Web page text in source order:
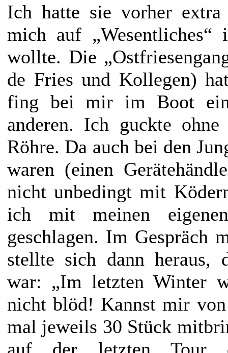
Ich hatte sie vorher
mich auf „Wesentliches“
wollte. Die
de Fries und Kollegen)
fing bei mir im Boot
anderen. Ich guckte
Röhre. Da auch bei den
waren (einen
nicht unbedingt mit
ich mit meinen
geschlagen. Im Gespräch
stellte sich dann heraus,
war: „Im letzten Winter
nicht blöd! Kannst mir von
mal jeweils 30 Stück